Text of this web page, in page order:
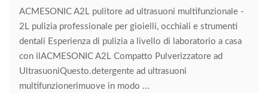
ACMESONIC A2L pulitore ad ultrasuoni multifunzionale -
2L pulizia professionale per gioielli, occhiali e strumenti
dentali Esperienza di pulizia a livello di laboratorio a casa
con ilACMESONIC A2L Compatto Pulverizzatore ad
UltrasuoniQuesto.detergente ad ultrasuoni
multifunzionerimuove in modo ...